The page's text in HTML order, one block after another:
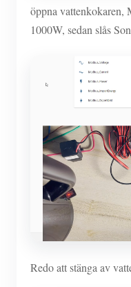
öppna vattenkokaren,
1000W, sedan slås
Redo att stänga av